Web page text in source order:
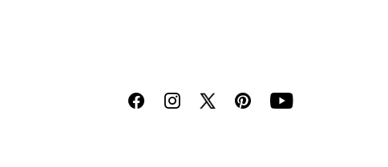
f i p y